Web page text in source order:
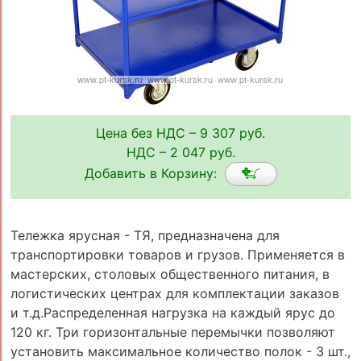
Цена без НДС – 9 307 руб.
НДС – 2 047 руб.
Добавить в Корзину:
Тележка ярусная - ТЯ, предназначена для
транспортировки товаров и грузов. Применяется в
мастерских, столовых общественного питания, в
логистических центрах для комплектации заказов
и т.д.Распределенная нагрузка на каждый ярус до
120 кг. Три горизонтальные перемычки позволяют
установить максимальное количество полок - 3 шт.,